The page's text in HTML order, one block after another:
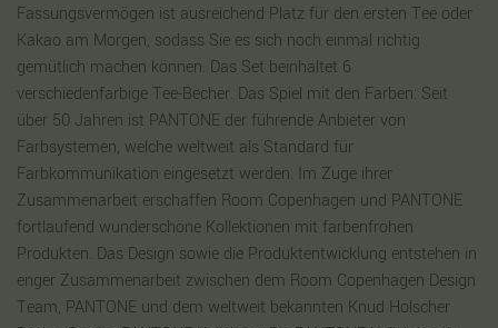
Fassungsvermögen ist ausreichend Platz für den ersten Tee oder
Kakao am Morgen, sodass Sie es sich noch einmal richtig
gemütlich machen können. Das Set beinhaltet 6
verschiedenfarbige Tee-Becher. Das Spiel mit den Farben: Seit
über 50 Jahren ist PANTONE der führende Anbieter von
Farbsystemen, welche weltweit als Standard für
Farbkommunikation eingesetzt werden. Im Zuge ihrer
Zusammenarbeit erschaffen Room Copenhagen und PANTONE
fortlaufend wunderschöne Kollektionen mit farbenfrohen
Produkten. Das Design sowie die Produktentwicklung entstehen in
enger Zusammenarbeit zwischen dem Room Copenhagen Design
Team, PANTONE und dem weltweit bekannten Knud Holscher